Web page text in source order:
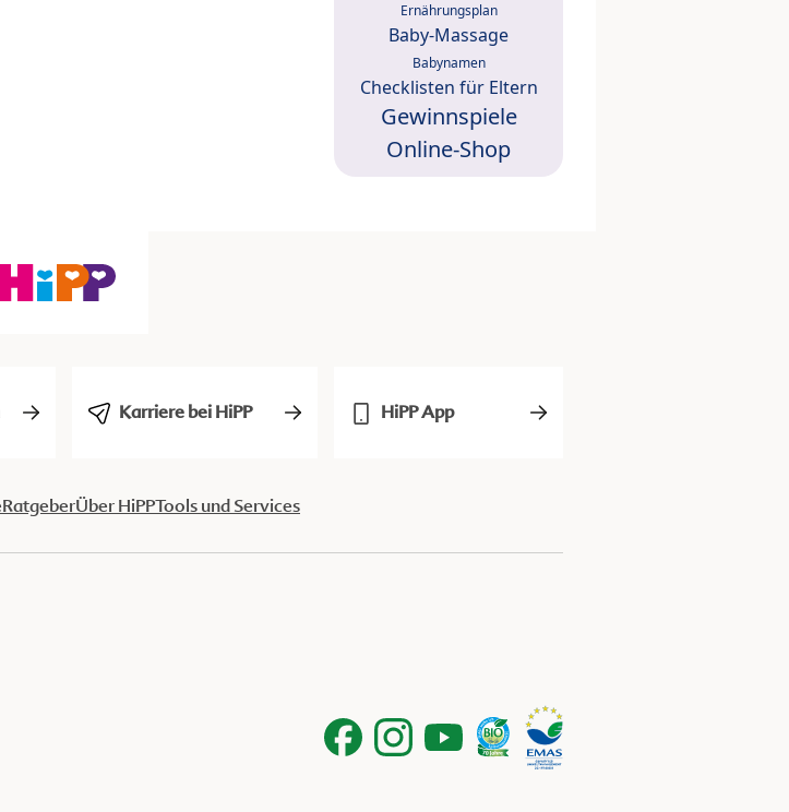
Ernährungsplan
Baby-Massage
Babynamen
Checklisten für Eltern
Gewinnspiele
Online-Shop
Karriere bei HiPP HiPP App
RatgeberÜber HiPPTools und Services